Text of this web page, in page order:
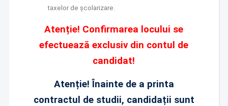
taxelor de școlarizare.
Atenție! Confirmarea locului se
efectuează exclusiv din contul de
candidat!
Atenție! Înainte de a printa
contractul de studii, candidații sunt